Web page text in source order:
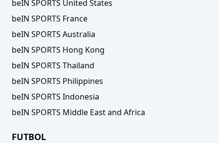
beIN SPORTS United States
beIN SPORTS France
beIN SPORTS Australia
beIN SPORTS Hong Kong
beIN SPORTS Thailand
beIN SPORTS Philippines
beIN SPORTS Indonesia
beIN SPORTS Middle East and Africa
FUTBOL